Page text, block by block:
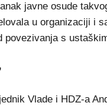
javne osude
u organizaciji i
povezivanja s
Vlade i HDZ-a